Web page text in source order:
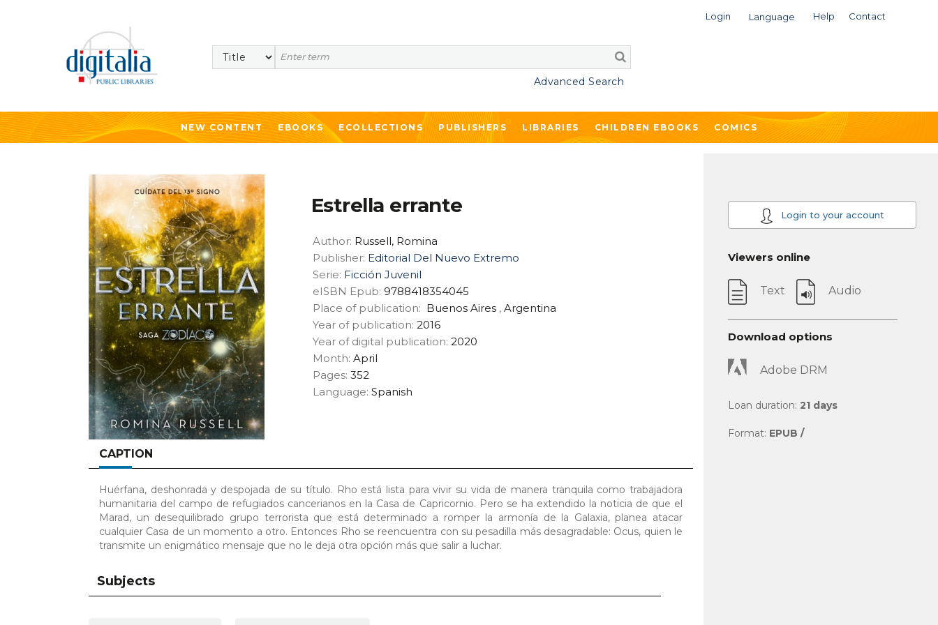
Login Language Help Contact
Search
Advanced Search
NEW CONTENT EBOOKS ECOLLECTIONS PUBLISHERS LIBRARIES CHILDREN EBOOKS COMICS
Estrella errante
Author: Russell, Romina
Publisher: Editorial Del Nuevo Extremo
Serie: Ficción Juvenil
eISBN Epub: 9788418354045
Place of publication: Buenos Aires, Argentina
Year of publication: 2016
Year of digital publication: 2020
Month: April
Pages: 352
Language: Spanish
CAPTION
Huérfana, deshonrada y despojada de su título. Rho está lista para vivir su vida de manera tranquila como trabajadora
humanitaria del campo de refugiados cancerianos en la Casa de Capricornio. Pero se ha extendido la noticia de que el
Marad, un desequilibrado grupo terrorista que está determinado a romper la armonía de la Galaxia, planea atacar
cualquier Casa de un momento a otro. Entonces Rho se reencuentra con su pesadilla más desagradable: Ocus, quien le
transmite un enigmático mensaje que no le deja otra opción más que salir a luchar.
Subjects
Login to your account
Viewers online
Text Audio
Download options
Adobe DRM
Loan duration: 21 days
Format: EPUB /